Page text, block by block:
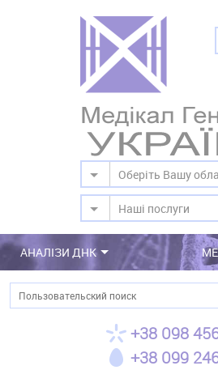
Оберіть Вашу
Наші послуги
АНАЛІЗИ ДНК
Пошук
+38 098
+38 099